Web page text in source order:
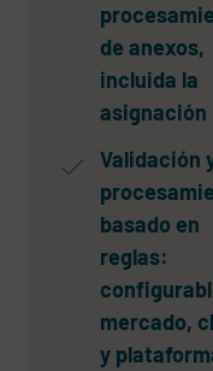
de anexos,
incluida la
asignación
Validación
basado en
reglas:
mercado,
y